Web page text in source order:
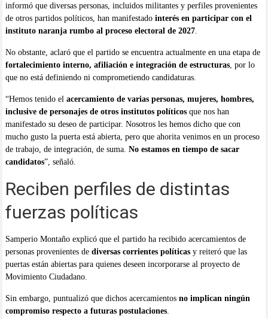
informó que diversas personas, incluidos militantes y perfiles provenientes
de otros partidos políticos, han manifestado interés en participar con el
instituto naranja rumbo al proceso electoral de 2027.
No obstante, aclaró que el partido se encuentra actualmente en una etapa de
fortalecimiento interno, afiliación e integración de estructuras, por lo
que no está definiendo ni comprometiendo candidaturas.
“Hemos tenido el acercamiento de varias personas, mujeres, hombres,
inclusive de personajes de otros institutos políticosque nos han
manifestado su deseo de participar. Nosotros les hemos dicho que con
mucho gusto la puerta está abierta, pero que ahorita venimos en un proceso
de trabajo, de integración, de suma. No estamos en tiempo de sacar
candidatos”, señaló.
Reciben perfiles de distintas
fuerzas políticas
Samperio Montaño explicó que el partido ha recibido acercamientos de
personas provenientes de diversas corrientes políticasy reiteró que las
puertas están abiertas para quienes deseen incorporarse al proyecto de
Movimiento Ciudadano.
Sin embargo, puntualizó que dichos acercamientos no implican ningún
compromiso respecto a futuras postulaciones.